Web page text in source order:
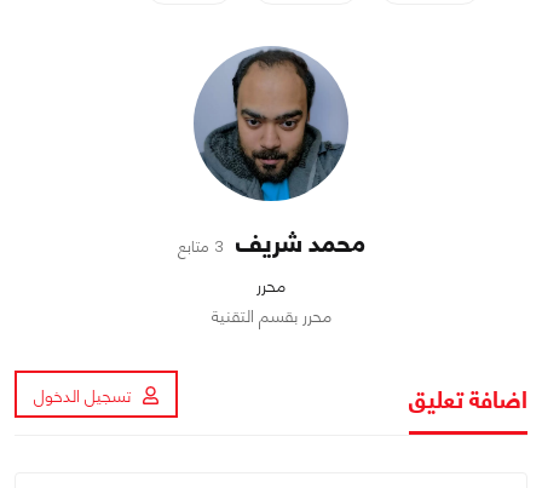
محمد شريف 3 متابع
محرر
محرر بقسم التقنية
اضافة تعليق تسجيل الدخول